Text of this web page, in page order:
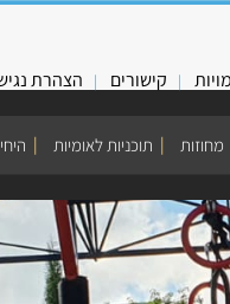
קישורים הצהרת
מחוזות תוכניות לאומיות